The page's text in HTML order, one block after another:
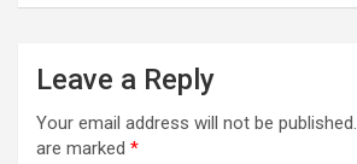
Leave a Reply
Your email address will not be published.
are marked *